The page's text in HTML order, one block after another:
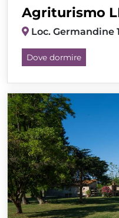
Agriturismo
Loc. Germandine
Dove dormire